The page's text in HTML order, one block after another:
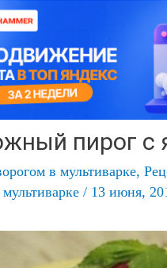
пирог с
в мультиварке,
/ 13 июня,